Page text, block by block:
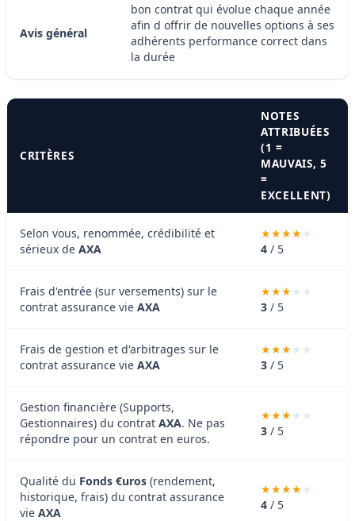
Avis général
bon contrat qui évolue chaque année
afin d offrir de nouvelles options à ses
adhérents performance correct dans
la durée
CRITÈRES
NOTES
ATTRIBUÉES
(1 =
MAUVAIS, 5
=
EXCELLENT)
Selon vous, renommée, crédibilité et
sérieux de AXA 4 / 5
Frais d'entrée (sur versements) sur le
contrat assurance vie AXA 3 / 5
Frais de gestion et d'arbitrages sur le
contrat assurance vie AXA 3 / 5
Gestion financière (Supports,
Gestionnaires) du contrat AXA. Ne pas
répondre pour un contrat en euros.
3 / 5
Qualité du Fonds €uros (rendement,
historique, frais) du contrat assurance
vie AXA
4 / 5